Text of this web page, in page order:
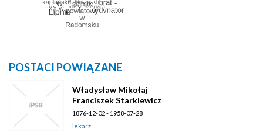
POSTACI POWIĄZANE
Władysław Mikołaj
Franciszek Starkiewicz
1876-12-02 - 1958-07-28
lekarz